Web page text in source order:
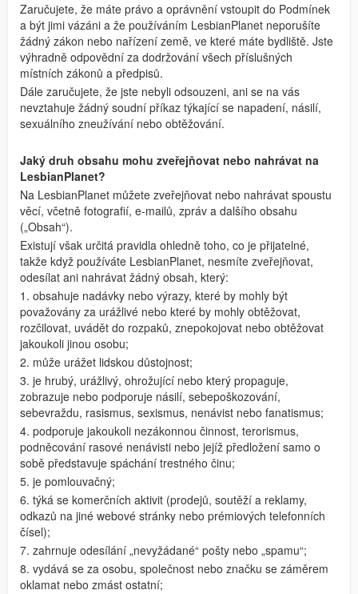
Zaručujete, že máte právo a oprávnění vstoupit do Podmínek
a být jimi vázáni a že používáním LesbianPlanet neporušíte
žádný zákon nebo nařízení země, ve které máte bydliště. Jste
výhradně odpovědní za dodržování všech příslušných
místních zákonů a předpisů.
Dále zaručujete, že jste nebyli odsouzeni, ani se na vás
nevztahuje žádný soudní příkaz týkající se napadení, násilí,
sexuálního zneužívání nebo obtěžování.
Jaký druh obsahu mohu zveřejňovat nebo nahrávat na
LesbianPlanet?
Na LesbianPlanet můžete zveřejňovat nebo nahrávat spoustu
věcí, včetně fotografií, e-mailů, zpráv a dalšího obsahu
(„Obsah“).
Existují však určitá pravidla ohledně toho, co je přijatelné,
takže když používáte LesbianPlanet, nesmíte zveřejňovat,
odesílat ani nahrávat žádný obsah, který:
1. obsahuje nadávky nebo výrazy, které by mohly být
považovány za urážlivé nebo které by mohly obtěžovat,
rozčilovat, uvádět do rozpaků, znepokojovat nebo obtěžovat
jakoukoli jinou osobu;
2. může urážet lidskou důstojnost;
3. je hrubý, urážlivý, ohrožující nebo který propaguje,
zobrazuje nebo podporuje násilí, sebepoškozování,
sebevraždu, rasismus, sexismus, nenávist nebo fanatismus;
4. podporuje jakoukoli nezákonnou činnost, terorismus,
podněcování rasové nenávisti nebo jejíž předložení samo o
sobě představuje spáchání trestného činu;
5. je pomlouvačný;
6. týká se komerčních aktivit (prodejů, soutěží a reklamy,
odkazů na jiné webové stránky nebo prémiových telefonních
čísel);
7. zahrnuje odesílání „nevyžádané“ pošty nebo „spamu“;
8. vydává se za osobu, společnost nebo značku se záměrem
oklamat nebo zmást ostatní;